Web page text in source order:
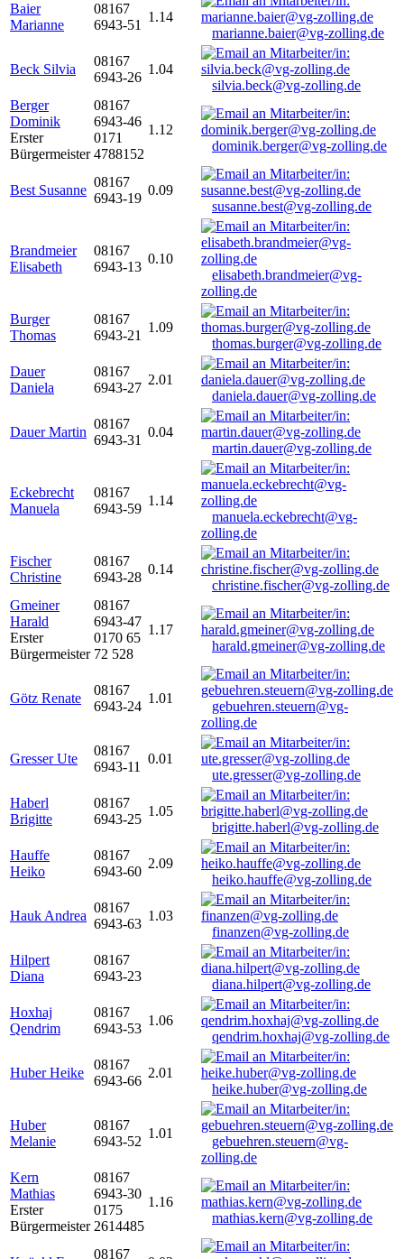
Baier
Marianne
08167
6943-51
1.14
marianne.baier@vg-zolling.de
Beck Silvia
08167
6943-26
1.04
silvia.beck@vg-zolling.de
Berger
Dominik
Erster
Bürgermeister
08167
6943-46
0171
4788152
1.12
dominik.berger@vg-zolling.de
Best Susanne
08167
6943-19
0.09
susanne.best@vg-zolling.de
Brandmeier
Elisabeth
08167
6943-13
0.10
elisabeth.brandmeier@vg-
zolling.de
Burger
Thomas
08167
6943-21
1.09
thomas.burger@vg-zolling.de
Dauer
Daniela
08167
6943-27
2.01
daniela.dauer@vg-zolling.de
Dauer Martin
08167
6943-31
0.04
martin.dauer@vg-zolling.de
Eckebrecht
Manuela
08167
6943-59
1.14
manuela.eckebrecht@vg-
zolling.de
Fischer
Christine
08167
6943-28
0.14
christine.fischer@vg-zolling.de
Gmeiner
Harald
Erster
Bürgermeister
08167
6943-47
0170 65
72 528
1.17
harald.gmeiner@vg-zolling.de
Götz Renate
08167
6943-24
1.01
gebuehren.steuern@vg-
zolling.de
Gresser Ute
08167
6943-11
0.01
ute.gresser@vg-zolling.de
Haberl
Brigitte
08167
6943-25
1.05
brigitte.haberl@vg-zolling.de
Hauffe
Heiko
08167
6943-60
2.09
heiko.hauffe@vg-zolling.de
Hauk Andrea
08167
6943-63
1.03
finanzen@vg-zolling.de
Hilpert
Diana
08167
6943-23
diana.hilpert@vg-zolling.de
Hoxhaj
Qendrim
08167
6943-53
1.06
qendrim.hoxhaj@vg-zolling.de
Huber Heike
08167
6943-66
2.01
heike.huber@vg-zolling.de
Huber
Melanie
08167
6943-52
1.01
gebuehren.steuern@vg-
zolling.de
Kern
Mathias
Erster
Bürgermeister
08167
6943-30
0175
2614485
1.16
mathias.kern@vg-zolling.de
08167